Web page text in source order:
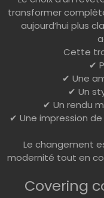
transformer
aujourd’hui plus
Cette
✔
✔ Une
✔ Un
✔ Un rendu
✔ Une impression
Le changement
modernité tout en
Covering